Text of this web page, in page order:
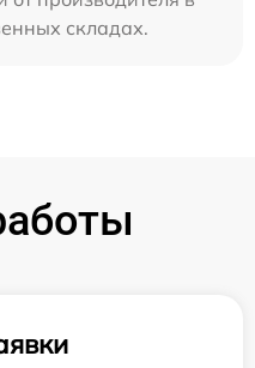
складах.